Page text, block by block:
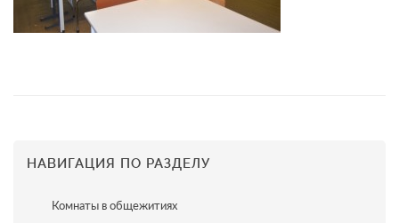
НАВИГАЦИЯ ПО РАЗДЕЛУ
Комнаты в общежитиях